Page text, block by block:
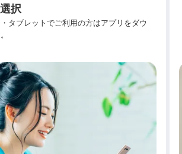
択
タブレットでご利用の方はアプリをダウ